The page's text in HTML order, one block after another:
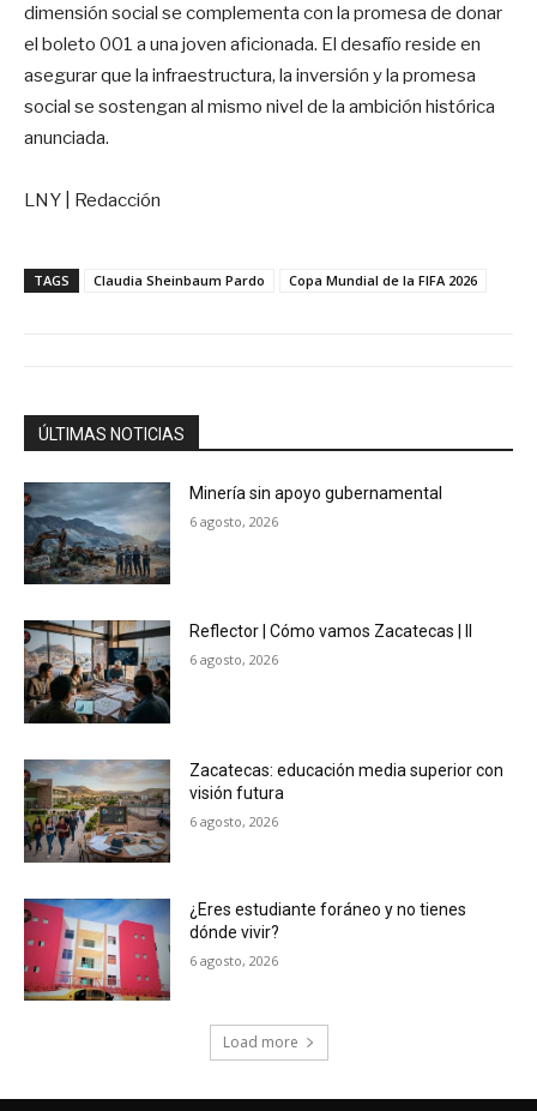
dimensión social se complementa con la promesa de donar
el boleto 001 a una joven aficionada. El desafío reside en
asegurar que la infraestructura, la inversión y la promesa
social se sostengan al mismo nivel de la ambición histórica
anunciada.
LNY | Redacción
TAGS Claudia Sheinbaum Pardo Copa Mundial de la FIFA 2026
ÚLTIMAS NOTICIAS
Minería sin apoyo gubernamental
6 agosto, 2026
Reflector | Cómo vamos Zacatecas | II
6 agosto, 2026
Zacatecas: educación media superior con
visión futura
6 agosto, 2026
¿Eres estudiante foráneo y no tienes
dónde vivir?
6 agosto, 2026
Load more